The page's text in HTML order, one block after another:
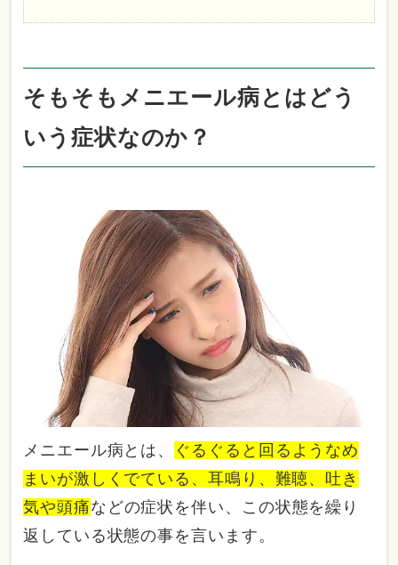
そもそもメニエール病とはどう
いう症状なのか？
メニエール病とは、
ぐるぐると回るようなめ
まいが激しくでている、耳鳴り、難聴、吐き
気や頭痛などの症状を伴い、この状態を繰り
返している状態の事を言います。